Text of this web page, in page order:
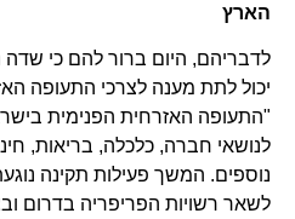
הארץ
לדבריהם, היום ברור להם כי שדה
יכול לתת מענה לצרכי התעופה
"התעופה האזרחית הפנימית בישראל
לנושאי חברה, כלכלה, בריאות, חינוך,
נוספים. המשך פעילות תקינה נוגעת
לשאר רשויות הפריפריה בדרום